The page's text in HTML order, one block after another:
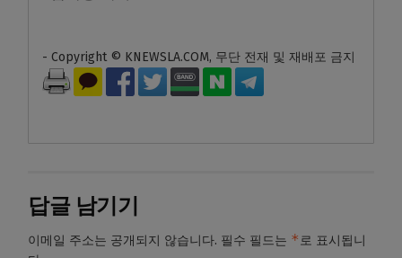
- Copyright © KNEWSLA.COM, 무단 전재 및 재배포 금지
답글 남기기
이메일 주소는 공개되지 않습니다. 필수 필드는 *로 표시됩니